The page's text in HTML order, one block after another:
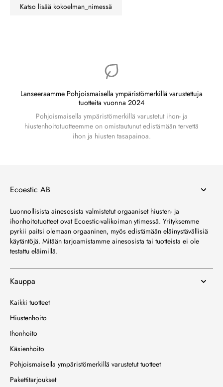
Katso lisää kokoelman_nimessä
Lanseeraamme Pohjoismaisella ympäristömerkillä varustettuja
tuotteita vuonna 2024
Pohjoismaisella ympäristömerkillä varustetut ihon- ja
hiustenhoitotuotteemme on omistautunut edistämään tervettä
ihon ja hiusten tasapainoa.
Ecoestic AB
Luonnollisista ainesosista valmistetut orgaaniset hiusten- ja
ihonhoitotuotteet ovat Ecoestic-valikoiman ytimessä. Yrityksemme
pyrkii paitsi olemaan orgaaninen, myös edistämään eläinystävällisiä
käytäntöjä. Mitään tarjoamistamme ainesosista tai tuotteista ei ole
testattu eläimillä.
Kauppa
Kaikki tuotteet
Hiustenhoito
Ihonhoito
Käsienhoito
Pohjoismaisella ympäristömerkillä varustetut tuotteet
Pakettitarjoukset